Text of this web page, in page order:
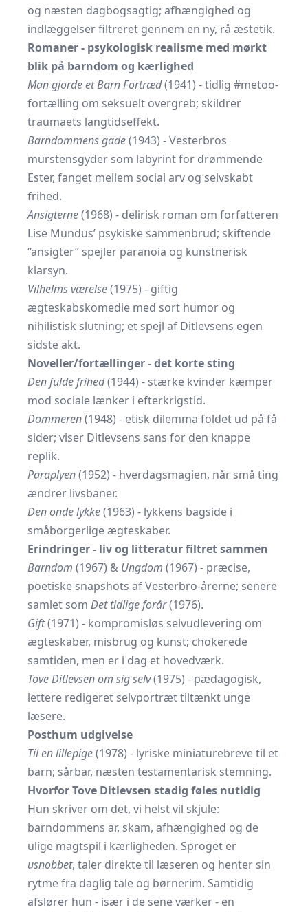
og næsten dagbogsagtig; afhængighed og
indlæggelser filtreret gennem en ny, rå æstetik.
Romaner - psykologisk realisme med mørkt
blik på barndom og kærlighed
Man gjorde et Barn Fortræd(1941) - tidlig #metoo-
fortælling om seksuelt overgreb; skildrer
traumaets langtidseffekt.
Barndommens gade(1943) - Vesterbros
murstensgyder som labyrint for drømmende
Ester, fanget mellem social arv og selvskabt
frihed.
Ansigterne(1968) - delirisk roman om forfatteren
Lise Mundus’ psykiske sammenbrud; skiftende
“ansigter” spejler paranoia og kunstnerisk
klarsyn.
Vilhelms værelse(1975) - giftig
ægteskabskomedie med sort humor og
nihilistisk slutning; et spejl af Ditlevsens egen
sidste akt.
Noveller/fortællinger - det korte sting
Den fulde frihed(1944) - stærke kvinder kæmper
mod sociale lænker i efterkrigstid.
Dommeren(1948) - etisk dilemma foldet ud på få
sider; viser Ditlevsens sans for den knappe
replik.
Paraplyen(1952) - hverdagsmagien, når små ting
ændrer livsbaner.
Den onde lykke(1963) - lykkens bagside i
småborgerlige ægteskaber.
Erindringer - liv og litteratur filtret sammen
Barndom (1967) & Ungdom (1967) - præcise,
poetiske snapshots af Vesterbro-årerne; senere
samlet som Det tidlige forår(1976).
Gift(1971) - kompromisløs selvudlevering om
ægteskaber, misbrug og kunst; chokerede
samtiden, men er i dag et hovedværk.
Tove Ditlevsen om sig selv(1975) - pædagogisk,
lettere redigeret selvportræt tiltænkt unge
læsere.
Posthum udgivelse
Til en lillepige(1978) - lyriske miniaturebreve til et
barn; sårbar, næsten testamentarisk stemning.
Hvorfor Tove Ditlevsen stadig føles nutidig
Hun skriver om det, vi helst vil skjule:
barndommens ar, skam, afhængighed og de
ulige magtspil i kærligheden. Sproget er
usnobbet, taler direkte til læseren og henter sin
rytme fra daglig tale og børnerim. Samtidig
afslører hun - især i de sene værker - en